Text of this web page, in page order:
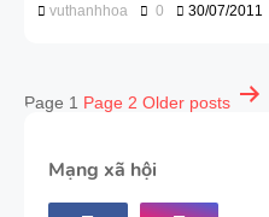
vuthanhhoa 0 30/07/2011
Điều
bài
viết
Page 1 Page 2 Older posts
Mạng xã hội